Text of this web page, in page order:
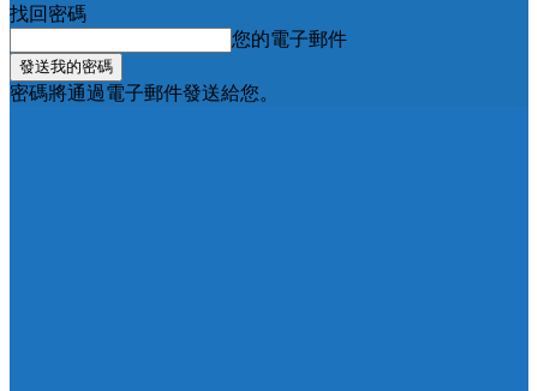
找回密碼
您的電子郵件
密碼將通過電子郵件發送給您。